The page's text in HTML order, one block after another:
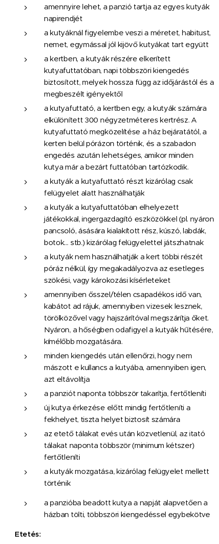
amennyire lehet, a panzió tartja az egyes kutyák
napirendjét
a kutyáknál figyelembe veszi a méretet, habitust,
nemet, egymással jól kijövő kutyákat tart együtt
a kertben, a kutyák részére elkerített
kutyafuttatóban, napi többszöri kiengedés
biztosított, melyek hossza függ az időjárástól és a
megbeszélt igényektől
a kutyafuttató, a kertben egy, a kutyák számára
elkülönített 300 négyzetméteres kertrész. A
kutyafuttató megközelítése a ház bejáratától, a
kerten belül pórázon történik, és a szabadon
engedés azután lehetséges, amikor minden
kutya már a bezárt futtatóban tartózkodik.
a kutyák a kutyafuttató részt kizárólag csak
felügyelet alatt használhatják
a kutyák a kutyafuttatóban elhelyezett
játékokkal, ingergazdagító eszközökkel (pl. nyáron
pancsoló, ásására kialakított rész, kúszó, labdák,
botok… stb.) kizárólag felügyelettel játszhatnak
a kutyák nem használhatják a kert többi részét
póráz nélkül, így megakadályozva az esetleges
szökési, vagy károkozási kísérleteket
amennyiben ősszel/télen csapadékos idő van,
kabátot ad rájuk, amennyiben vizesek lesznek,
törölközővel vagy hajszárítóval megszárítja őket.
Nyáron, a hőségben odafigyel a kutyák hűtésére,
kímélőbb mozgatására.
minden kiengedés után ellenőrzi, hogy nem
mászott e kullancs a kutyába, amennyiben igen,
azt eltávolítja
a panziót naponta többször takarítja, fertőtleníti
új kutya érkezése előtt mindig fertőtleníti a
fekhelyet, tiszta helyet biztosít számára
az etető tálakat evés után közvetlenül, az itató
tálakat naponta többször (minimum kétszer)
fertőtleníti
a kutyák mozgatása, kizárólag felügyelet mellett
történik
a panzióba beadott kutya a napját alapvetően a
házban tölti, többszöri kiengedéssel egybekötve
Etetés: